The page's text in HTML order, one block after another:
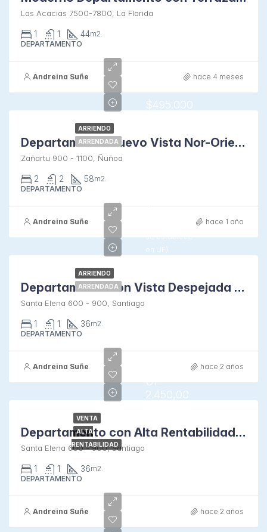
Las Acacias 7500-7800, La Florida
1 1 44m2.
DEPARTAMENTO
Andreina Suñe hace 4 meses
ARRIENDO
ARRENDADA
$495.000
Departamento Nuevo Vista Nor-Oriente
Zañartu 900 - 1100, Ñuñoa
2 2 58m2.
DEPARTAMENTO
Andreina Suñe hace 1 año
ARRIENDO
ARRENDADA
$380.000
se establece
en UF)
Departamento con Vista Despejada al Norte
Santa Elena 600 - 900, Santiago
1 1 36m2.
DEPARTAMENTO
Andreina Suñe hace 2 años
VENTA
ALTA
RENTABILIDAD
UF
2.450,00
Departamento con Alta Rentabilidad en Santa Elena
Santa Elena 600 - 900, Santiago
1 1 36m2.
DEPARTAMENTO
Andreina Suñe hace 2 años